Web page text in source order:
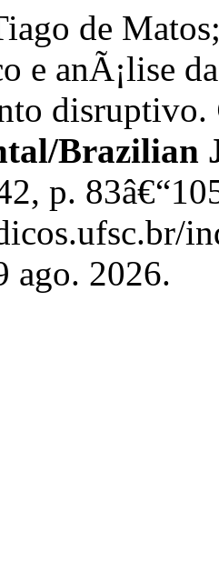
de
e anÃ¡lise
disruptivo.
p.
ago. 2026.